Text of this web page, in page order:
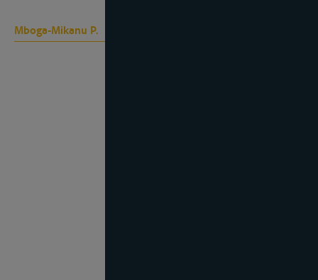
Mboga-Mikanu P.